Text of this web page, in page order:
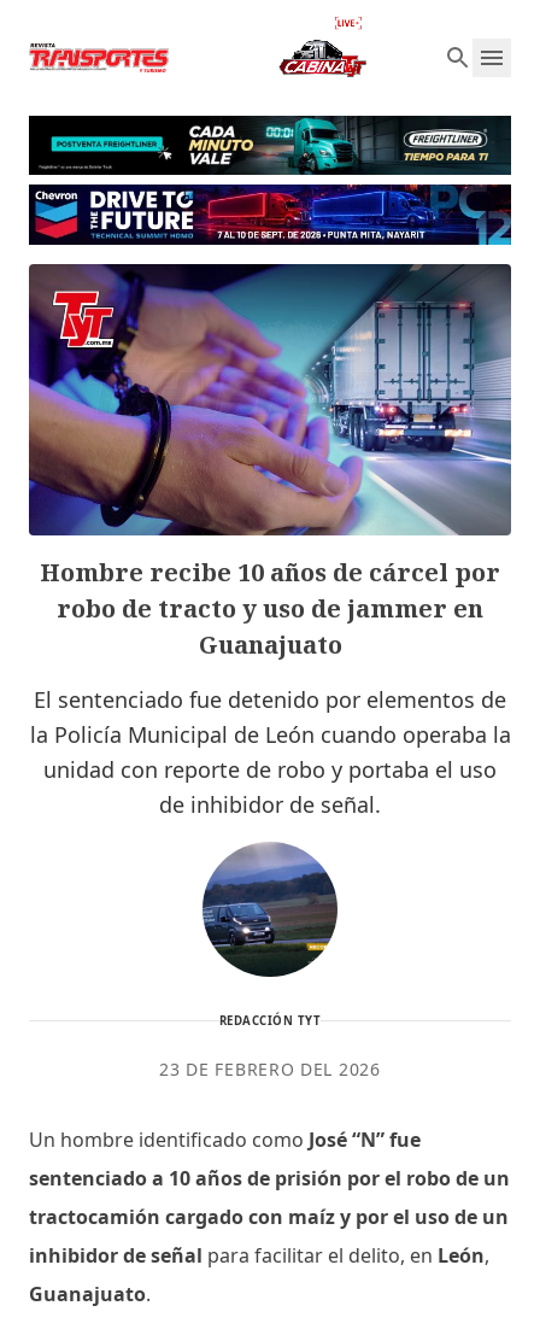
Hombre recibe 10 años de cárcel por
robo de tracto y uso de jammer en
Guanajuato
El sentenciado fue detenido por elementos de
la Policía Municipal de León cuando operaba la
unidad con reporte de robo y portaba el uso
de inhibidor de señal.
REDACCIÓN TYT
23 DE FEBRERO DEL 2026
Un hombre identificado como José “N” fue
sentenciado a 10 años de prisión por el robo de un
tractocamión cargado con maíz y por el uso de un
inhibidor de señal para facilitar el delito, en León,
Guanajuato.